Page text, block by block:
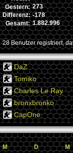
Gestern: 273
Differenz: -178
Gesamt: 1.882.996
28 Benutzer registriert,
DaZ
Tomiko
Charles Le Ray
bronxbronko
CapOne
M D M